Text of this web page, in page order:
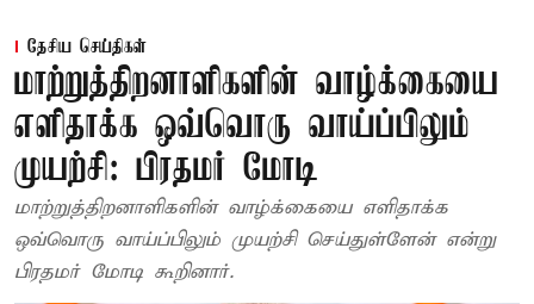
தேசிய செய்திகள்
மாற்றுத்திறனாளிகளின் வாழ்க்கையை
எளிதாக்க ஒவ்வொரு வாய்ப்பிலும்
முயற்சி: பிரதமர் மோடி
மாற்றுத்திறனாளிகளின் வாழ்க்கையை எளிதாக்க
ஒவ்வொரு வாய்ப்பிலும் முயற்சி செய்துள்ளேன் என்று
பிரதமர் மோடி கூறினார்.